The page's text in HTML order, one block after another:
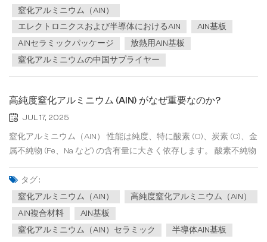
伝導性、優れた電気絶縁性、低熱膨張係数を特徴とし、半導体お
よびエ...
窒化アルミニウム（AlN）
エレクトロニクスおよび半導体におけるAlN
AlN基板
AlNセラミックパッケージ
放熱用AlN基板
窒化アルミニウムの中国サプライヤー
高純度窒化アルミニウム (AlN) がなぜ重要なのか?
JUL 17, 2025
窒化アルミニウム（AlN） 性能は純度、特に酸素 (O)、炭素 (C)、金
属不純物 (Fe、Na など) の含有量に大きく依存します。 酸素不純物
→ Al₂O₃ または AlON 相を形成し、熱伝導率が大幅に低下します
（酸素が 1% 増加するごとに熱伝導率は 10～20 W/(m·K) 低下しま
す）。 金属不純物 → 半導体デバイスのキャ...
タグ :
窒化アルミニウム（AlN）
高純度窒化アルミニウム（AlN）
AlN複合材料
AlN基板
窒化アルミニウム（AlN）セラミック
半導体AlN基板